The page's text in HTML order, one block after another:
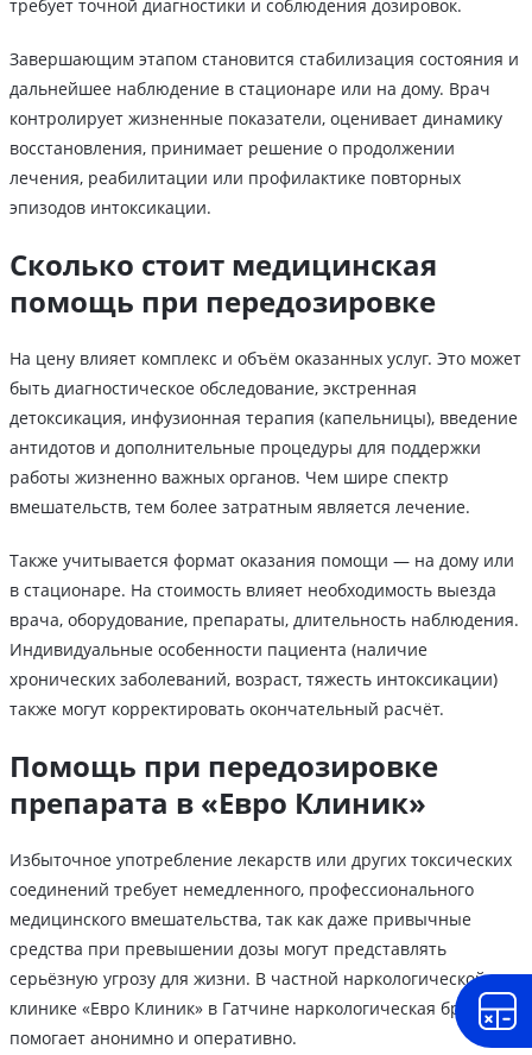
требует точной диагностики и соблюдения дозировок.
Завершающим этапом становится стабилизация состояния и
дальнейшее наблюдение в стационаре или на дому. Врач
контролирует жизненные показатели, оценивает динамику
восстановления, принимает решение о продолжении
лечения, реабилитации или профилактике повторных
эпизодов интоксикации.
Сколько стоит медицинская
помощь при передозировке
На цену влияет комплекс и объём оказанных услуг. Это может
быть диагностическое обследование, экстренная
детоксикация, инфузионная терапия (капельницы), введение
антидотов и дополнительные процедуры для поддержки
работы жизненно важных органов. Чем шире спектр
вмешательств, тем более затратным является лечение.
Также учитывается формат оказания помощи — на дому или
в стационаре. На стоимость влияет необходимость выезда
врача, оборудование, препараты, длительность наблюдения.
Индивидуальные особенности пациента (наличие
хронических заболеваний, возраст, тяжесть интоксикации)
также могут корректировать окончательный расчёт.
Помощь при передозировке
препарата в «Евро Клиник»
Избыточное употребление лекарств или других токсических
соединений требует немедленного, профессионального
медицинского вмешательства, так как даже привычные
средства при превышении дозы могут представлять
серьёзную угрозу для жизни. В частной наркологической
клинике «Евро Клиник» в Гатчине наркологическая бригада
помогает анонимно и оперативно.